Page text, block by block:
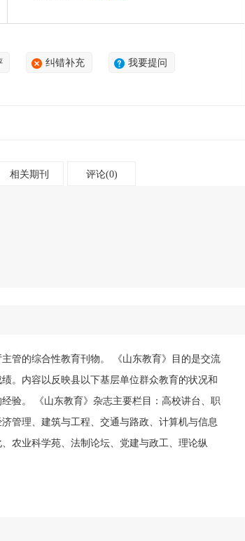
纠错补充 我要提问
相关期刊 评论(0)
管的综合性教育刊物。 《山东教育》目的是交流
。内容以反映县以下基层单位群众教育的状况和
验。 《山东教育》杂志主要栏目：高校讲台、职
管理、建筑与工程、交通与路政、计算机与信息
农业科学苑、法制论坛、党建与政工、理论纵